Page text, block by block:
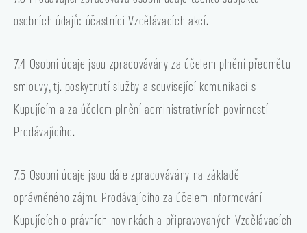
osobních údajů: účastníci Vzdělávacích akcí.
7.4 Osobní údaje jsou zpracovávány za účelem plnění předmětu
smlouvy, tj. poskytnutí služby a související komunikaci s
Kupujícím a za účelem plnění administrativních povinností
Prodávajícího.
7.5 Osobní údaje jsou dále zpracovávány na základě
oprávněného zájmu Prodávajícího za účelem informování
Kupujících o právních novinkách a připravovaných Vzdělávacích